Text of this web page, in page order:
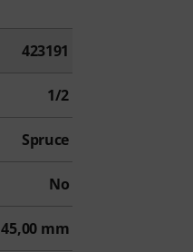
423191
1/2
Spruce
No
45,00 mm